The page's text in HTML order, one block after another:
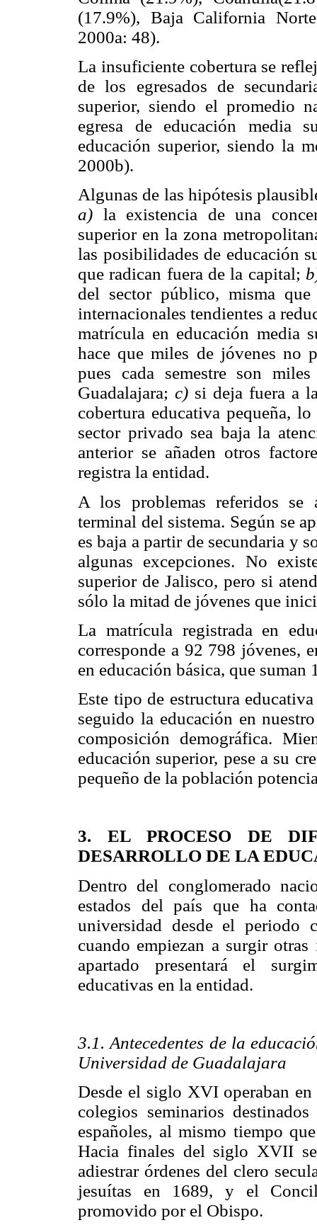
(17.9%), Baja California
2000a: 48).
La insuficiente cobertura se
de los egresados de
superior, siendo el promedio
egresa de educación media
educación superior, siendo la
2000b).
Algunas de las hipótesis
a) la existencia de una
superior en la zona
las posibilidades de educación
que radican fuera de la capital;
del sector público, misma
internacionales tendientes a
matrícula en educación media
hace que miles de jóvenes no
pues cada semestre son
Guadalajara; c) si deja fuera a
cobertura educativa pequeña,
sector privado sea baja la
anterior se añaden otros
registra la entidad.
A los problemas referidos se
terminal del sistema. Según se
es baja a partir de secundaria y
algunas excepciones. No
superior de Jalisco, pero si
sólo la mitad de jóvenes que
La matrícula registrada en
corresponde a 92 798 jóvenes,
en educación básica, que suman
Este tipo de estructura
seguido la educación en
composición demográfica.
educación superior, pese a su
pequeño de la población
3. EL PROCESO DE
DESARROLLO DE LA
Dentro del conglomerado
estados del país que ha
universidad desde el
cuando empiezan a surgir
apartado presentará el
educativas en la entidad.
3.1. Antecedentes de la
Universidad de Guadalajara
Desde el siglo XVI operaban
colegios seminarios
españoles, al mismo tiempo
Hacia finales del siglo XVII
adiestrar órdenes del clero
jesuítas en 1689, y el
promovido por el Obispo.